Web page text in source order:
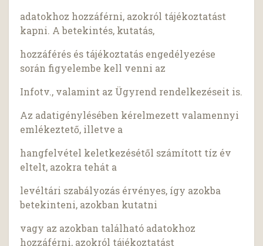
adatokhoz hozzáférni, azokról tájékoztatást
kapni. A betekintés, kutatás,
hozzáférés és tájékoztatás engedélyezése
során figyelembe kell venni az
Infotv., valamint az Ügyrend rendelkezéseit is.
Az adatigénylésében kérelmezett valamennyi
emlékeztető, illetve a
hangfelvétel keletkezésétől számított tíz év
eltelt, azokra tehát a
levéltári szabályozás érvényes, így azokba
betekinteni, azokban kutatni
vagy az azokban található adatokhoz
hozzáférni, azokról tájékoztatást